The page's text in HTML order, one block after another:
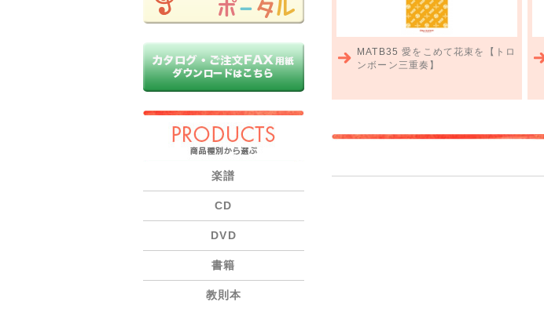
楽譜
CD
DVD
書籍
教則本
MATB35愛をこめて花束を【トロ
ンボーン三重奏】